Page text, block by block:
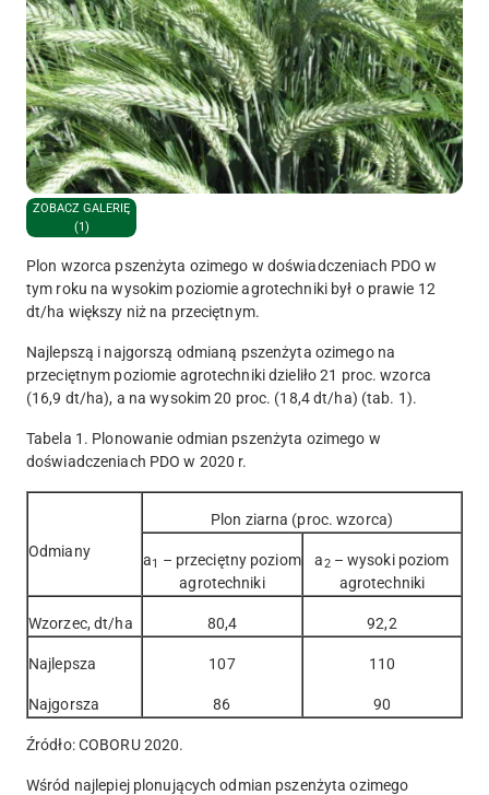
ZOBACZ GALERIĘ
(1)
Plon wzorca pszenżyta ozimego w doświadczeniach PDO w
tym roku na wysokim poziomie agrotechniki był o prawie 12
dt/ha większy niż na przeciętnym.
Najlepszą i najgorszą odmianą pszenżyta ozimego na
przeciętnym poziomie agrotechniki dzieliło 21 proc. wzorca
(16,9 dt/ha), a na wysokim 20 proc. (18,4 dt/ha) (tab. 1).
Tabela 1. Plonowanie odmian pszenżyta ozimego w
doświadczeniach PDO w 2020 r.
Odmiany
Plon ziarna (proc. wzorca)
a1
– przeciętny poziom
agrotechniki
a2– wysoki poziom
agrotechniki
Wzorzec, dt/ha 80,4 92,2
Najlepsza
Najgorsza
107
86
110
90
Źródło: COBORU 2020.
Wśród najlepiej plonujących odmian pszenżyta ozimego